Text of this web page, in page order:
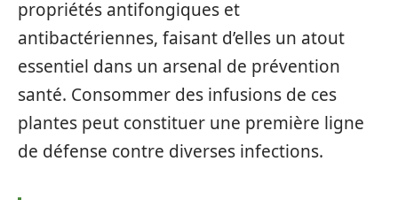
propriétés antifongiques et
antibactériennes, faisant d’elles un atout
essentiel dans un arsenal de prévention
santé. Consommer des infusions de ces
plantes peut constituer une première ligne
de défense contre diverses infections.